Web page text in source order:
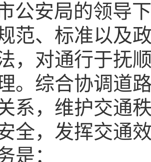
公安局的领导
范、标准以及
，对通行于抚
。综合协调道
系，维护交通
全，发挥交通
是：